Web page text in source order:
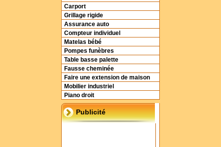
Carport
Grillage rigide
Assurance auto
Compteur individuel
Matelas bébé
Pompes funèbres
Table basse palette
Fausse cheminée
Faire une extension de maison
Mobilier industriel
Piano droit
Publicité